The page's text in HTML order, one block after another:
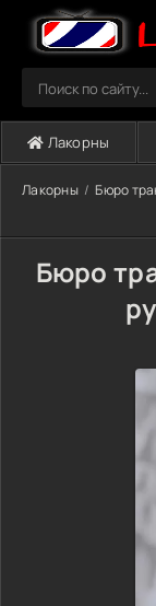
Лакорны
Лакорны Бюро
Бюро